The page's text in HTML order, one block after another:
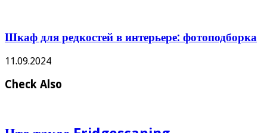
Шкаф для редкостей в интерьере: фотоподборка
11.09.2024
Check Also